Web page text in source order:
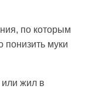
по которым
понизить муки
или жил в